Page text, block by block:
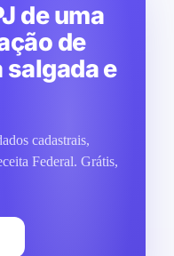
de uma
de
salgada e
cadastrais,
Federal. Grátis,